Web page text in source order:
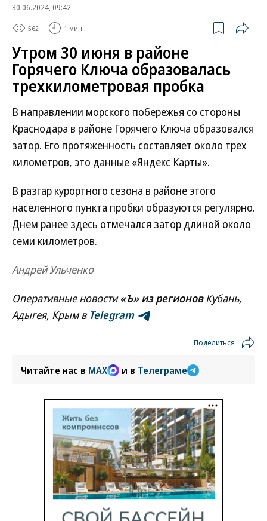
30.06.2024, 09:42
562 1 мин.
Утром 30 июня в районе
Горячего Ключа образовалась
трехкилометровая пробка
В направлении морского побережья со стороны
Краснодара в районе Горячего Ключа образовался
затор. Его протяженность составляет около трех
километров, это данные «Яндекс Карты».
В разгар курортного сезона в районе этого
населенного пункта пробки образуются регулярно.
Днем ранее здесь отмечался затор длиной около
семи километров.
Андрей Ульченко
Оперативные новости«Ъ» из регионовКубань,
Адыгея, Крым в Telegram
Поделиться
Читайте нас в MAX и в Телеграме